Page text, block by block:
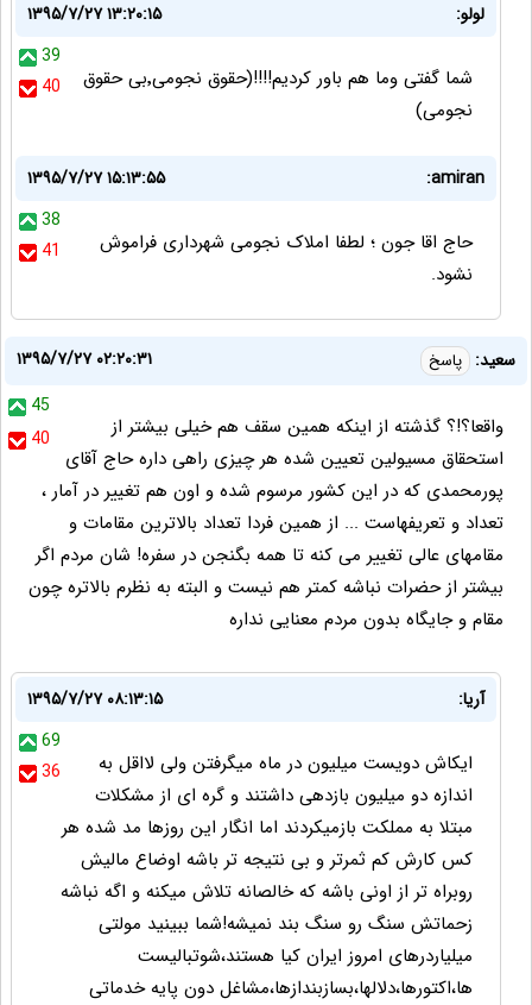
لولو:
۱۳۹۵/۷/۲۷ ۱۳:۲۰:۱۵
39
40
شما گفتی وما هم باور کردیم!!!!(حقوق نجومی٬بی حقوق
نجومی)
amiran:
۱۳۹۵/۷/۲۷ ۱۵:۱۳:۵۵
38
41
حاج اقا جون ؛ لطفا املاک نجومی شهرداری فراموش
نشود.
سعید: پاسخ
۱۳۹۵/۷/۲۷ ۰۲:۲۰:۳۱
45
40
واقعا؟!؟ گذشته از اینکه همین سقف هم خیلی بیشتر از
استحقاق مسیولین تعیین شده هر چیزی راهی داره حاج آقای
پورمحمدی که در این کشور مرسوم شده و اون هم تغییر در آمار ،
تعداد و تعریفهاست ... از همین فردا تعداد بالاترین مقامات و
مقامهای عالی تغییر می کنه تا همه بگنجن در سفره! شان مردم اگر
بیشتر از حضرات نباشه کمتر هم نیست و البته به نظرم بالاتره چون
مقام و جایگاه بدون مردم معنایی نداره
آریا:
۱۳۹۵/۷/۲۷ ۰۸:۱۳:۱۵
69
36
ایکاش دویست میلیون در ماه میگرفتن ولی لااقل به
اندازه دو میلیون بازدهی داشتند و گره ای از مشکلات
مبتلا به مملکت بازمیکردند اما انگار این روزها مد شده هر
کس کارش کم ثمرتر و بی نتیجه تر باشه اوضاع مالیش
روبراه تر از اونی باشه که خالصانه تلاش میکنه و اگه نباشه
زحماتش سنگ رو سنگ بند نمیشه!شما ببینید مولتی
میلیاردرهای امروز ایران کیا هستند،شوتبالیست
ها،اکتورها،دلالها،بسازبندازها،مشاغل دون پایه خدماتی